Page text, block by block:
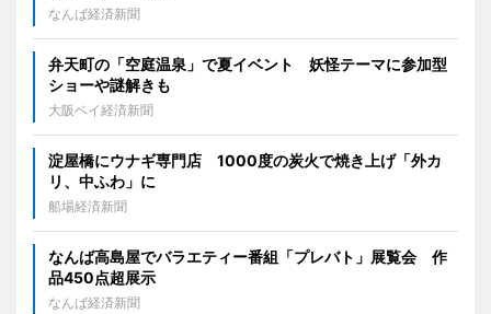
なんば経済新聞
弁天町の「空庭温泉」で夏イベント 妖怪テーマに参加型
ショーや謎解きも
大阪ベイ経済新聞
淀屋橋にウナギ専門店 1000度の炭火で焼き上げ「外カ
リ、中ふわ」に
船場経済新聞
なんば高島屋でバラエティー番組「プレバト」展覧会 作
品450点超展示
なんば経済新聞